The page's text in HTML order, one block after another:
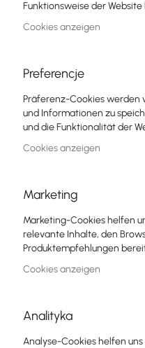
Antennas
Switch
Zugangspunkte
Koaxialkabel
Power Supply
GPON
LAN-Kabel
LAN-Router
Funktionsweise der
Cookies anzeigen
Preferencje
Präferenz-Cookies werden
und Informationen zu
und die Funktionalität der
Cookies anzeigen
Marketing
Marketing-Cookies helfen
relevante Inhalte, den
Produktempfehlungen
Cookies anzeigen
Analityka
Analyse-Cookies helfen